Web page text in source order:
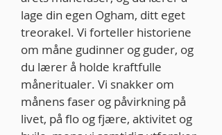
lage din egen Ogham, ditt eget
treorakel. Vi forteller historiene
om måne gudinner og guder, og
du lærer å holde kraftfulle
måneritualer. Vi snakker om
månens faser og påvirkning på
livet, på flo og fjære, aktivitet og